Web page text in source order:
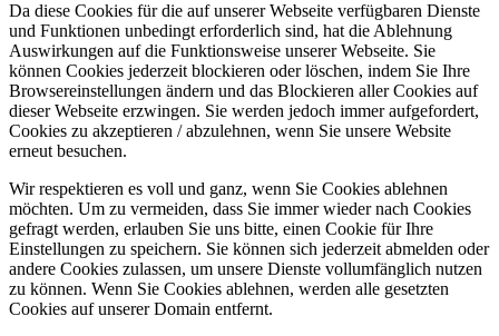
Da diese Cookies für die auf unserer Webseite verfügbaren Dienste
und Funktionen unbedingt erforderlich sind, hat die Ablehnung
Auswirkungen auf die Funktionsweise unserer Webseite. Sie
können Cookies jederzeit blockieren oder löschen, indem Sie Ihre
Browsereinstellungen ändern und das Blockieren aller Cookies auf
dieser Webseite erzwingen. Sie werden jedoch immer aufgefordert,
Cookies zu akzeptieren / abzulehnen, wenn Sie unsere Website
erneut besuchen.
Wir respektieren es voll und ganz, wenn Sie Cookies ablehnen
möchten. Um zu vermeiden, dass Sie immer wieder nach Cookies
gefragt werden, erlauben Sie uns bitte, einen Cookie für Ihre
Einstellungen zu speichern. Sie können sich jederzeit abmelden oder
andere Cookies zulassen, um unsere Dienste vollumfänglich nutzen
zu können. Wenn Sie Cookies ablehnen, werden alle gesetzten
Cookies auf unserer Domain entfernt.